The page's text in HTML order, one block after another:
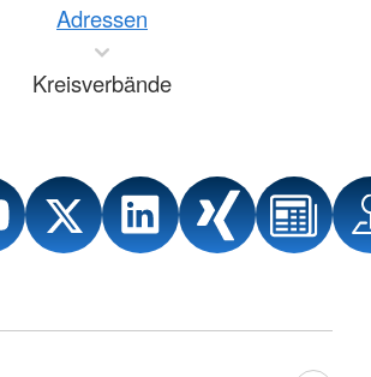
Adressen
Kreisverbände